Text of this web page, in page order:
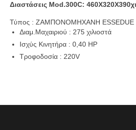
Διαστάσεις Mod.300C:
Τύπος : ΖΑΜΠΟΝΟΜΗΧΑΝΗ ESSEDUE
Διαμ.Μαχαιριού : 275 χιλιοστά
Ισχύς Κινητήρα : 0,40 HP
Τροφοδοσία : 220V